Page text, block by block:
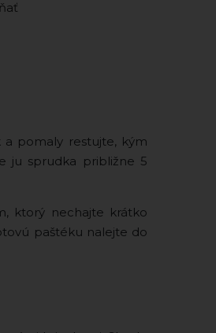
a pomaly restujte, kým
ju sprudka približne 5
ktorý nechajte krátko
paštéku nalejte do